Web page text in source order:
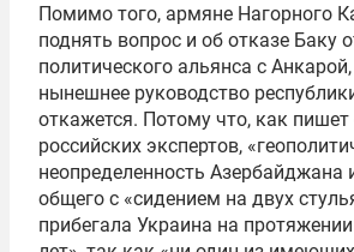
Помимо того, армяне Нагорного
поднять вопрос и об отказе Баку
политического альянса с
нынешнее руководство
откажется. Потому что, как пишет
российских экспертов,
неопределенность Азербайджана
общего с «сидением на двух
прибегала Украина на